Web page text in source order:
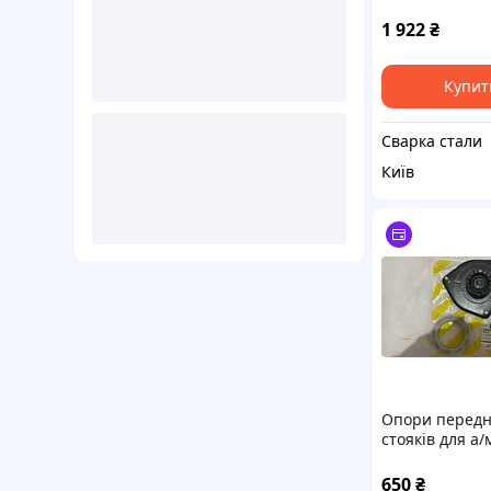
столу. Стол
Каркас столу
1 922₴
Сварка стали
Київ
Опори
стояків для а/
1117, 1118,
Калина OEM
650₴